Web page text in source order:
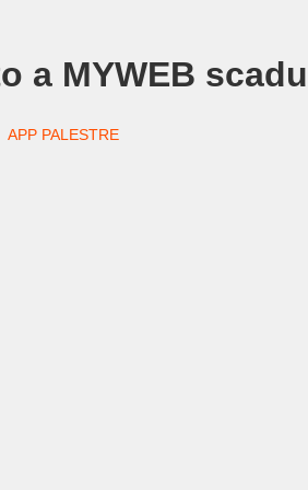
a MYWEB
APP PALESTRE